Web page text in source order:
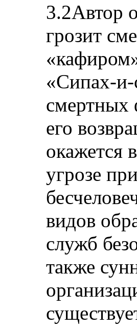
3.2Автор
грозит
«Сипах-и-
смертных
его
окажется
угрозе
видов
служб
также